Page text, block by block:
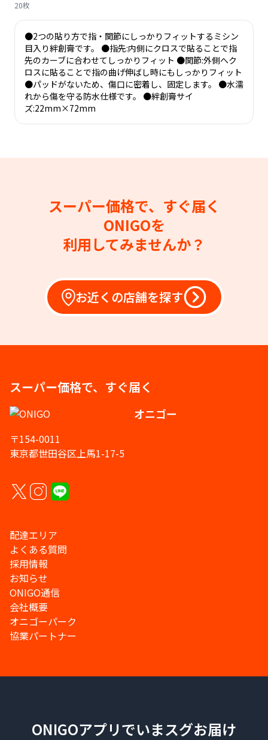
20枚
●2つの貼り方で指・関節にしっかりフィットするミシン
目入り絆創膏です。 ●指先:内側にクロスで貼ることで指
先のカーブに合わせてしっかりフィット ●関節:外側へク
ロスに貼ることで指の曲げ伸ばし時にもしっかりフィット
●パッドがないため、傷口に密着し、固定します。 ●水濡
れから傷を守る防水仕様です。 ●絆創膏サイ
ズ:22mm×72mm
スーパー価格で、すぐ届く
ONIGOを
利用してみませんか？
お近くの店舗を探す
スーパー価格で、すぐ届く
オニゴー
〒154-0011
東京都世田谷区上馬1-17-5
配達エリア
よくある質問
採用情報
お知らせ
ONIGO通信
会社概要
オニゴーパーク
協業パートナー
ONIGOアプリでいまスグお届け